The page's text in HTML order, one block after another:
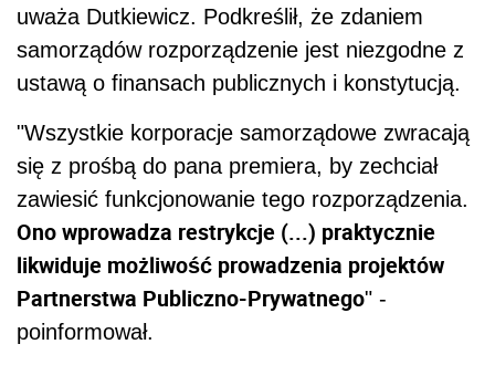
uważa Dutkiewicz. Podkreślił, że zdaniem
samorządów rozporządzenie jest niezgodne z
ustawą o finansach publicznych i konstytucją.
"Wszystkie korporacje samorządowe zwracają
się z prośbą do pana premiera, by zechciał
zawiesić funkcjonowanie tego rozporządzenia.
Ono wprowadza restrykcje (...) praktycznie
likwiduje możliwość prowadzenia projektów
Partnerstwa Publiczno-Prywatnego" -
poinformował.